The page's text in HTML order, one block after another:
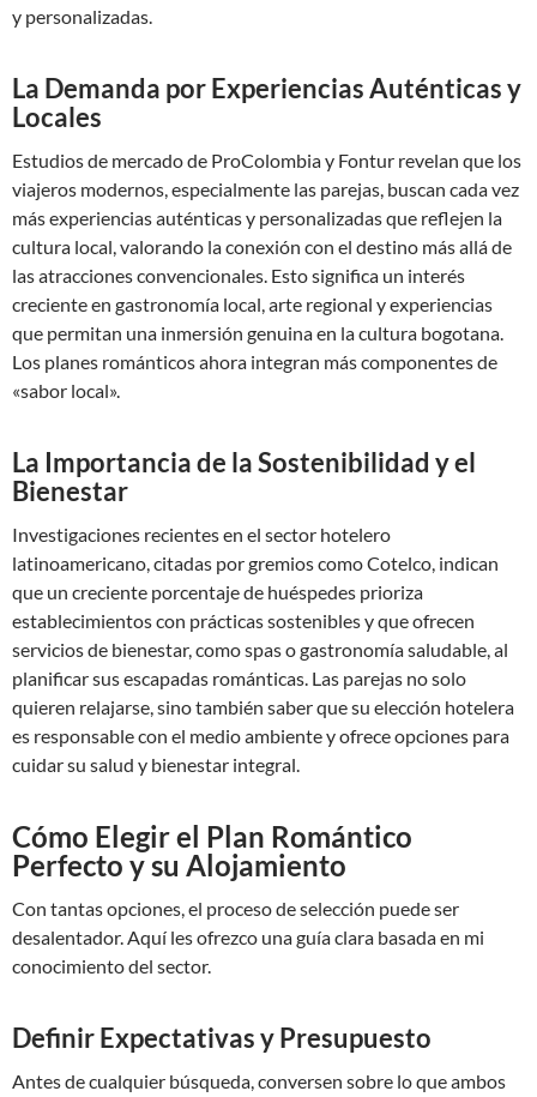
y personalizadas.
La Demanda por Experiencias Auténticas y
Locales
Estudios de mercado de ProColombia y Fontur revelan que los
viajeros modernos, especialmente las parejas, buscan cada vez
más experiencias auténticas y personalizadas que reflejen la
cultura local, valorando la conexión con el destino más allá de
las atracciones convencionales. Esto significa un interés
creciente en gastronomía local, arte regional y experiencias
que permitan una inmersión genuina en la cultura bogotana.
Los planes románticos ahora integran más componentes de
«sabor local».
La Importancia de la Sostenibilidad y el
Bienestar
Investigaciones recientes en el sector hotelero
latinoamericano, citadas por gremios como Cotelco, indican
que un creciente porcentaje de huéspedes prioriza
establecimientos con prácticas sostenibles y que ofrecen
servicios de bienestar, como spas o gastronomía saludable, al
planificar sus escapadas románticas. Las parejas no solo
quieren relajarse, sino también saber que su elección hotelera
es responsable con el medio ambiente y ofrece opciones para
cuidar su salud y bienestar integral.
Cómo Elegir el Plan Romántico
Perfecto y su Alojamiento
Con tantas opciones, el proceso de selección puede ser
desalentador. Aquí les ofrezco una guía clara basada en mi
conocimiento del sector.
Definir Expectativas y Presupuesto
Antes de cualquier búsqueda, conversen sobre lo que ambos